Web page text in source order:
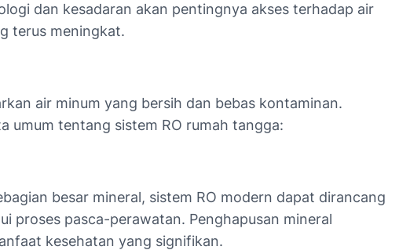
dan kesadaran akan pentingnya akses terhadap air
terus meningkat.
air minum yang bersih dan bebas kontaminan.
umum tentang sistem RO rumah tangga:
besar mineral, sistem RO modern dapat dirancang
proses pasca-perawatan. Penghapusan mineral
kesehatan yang signifikan.